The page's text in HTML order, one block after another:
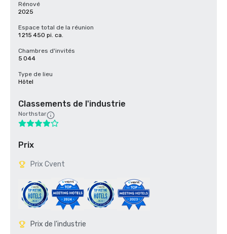
Rénové
2025
Espace total de la réunion
1 215 450 pi. ca.
Chambres d'invités
5 044
Type de lieu
Hôtel
Classements de l'industrie
Northstar
Prix
Prix Cvent
Prix de l'industrie